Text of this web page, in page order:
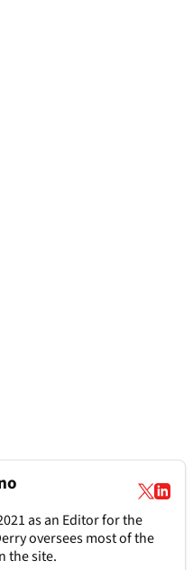
as an Editor for the
oversees most of the
the site.